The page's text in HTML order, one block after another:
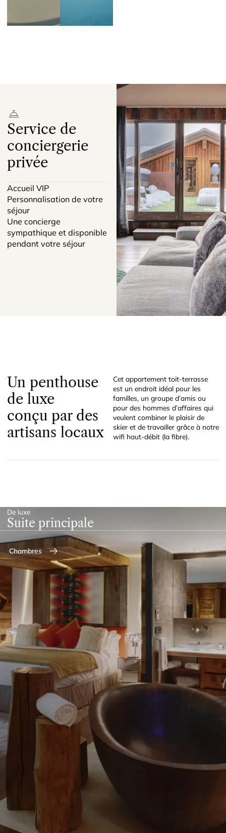
Service de
conciergerie
privée
Accueil VIP
Personnalisation de votre
séjour
Une concierge
sympathique et disponible
pendant votre séjour
Un penthouse
de luxe
conçu par des
artisans locaux
Cet appartement toit-terrasse
est un endroit idéal pour les
familles, un groupe d’amis ou
pour des hommes d’affaires qui
veulent combiner le plaisir de
skier et de travailler grâce à notre
wifi haut-débit (la fibre).
De luxe
Suite principale
Chambres